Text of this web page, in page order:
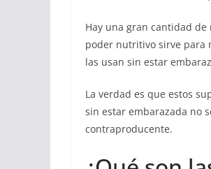
Hay una gran cantidad
poder nutritivo sirve para
las usan sin estar
La verdad es que estos
sin estar embarazada no
contraproducente.